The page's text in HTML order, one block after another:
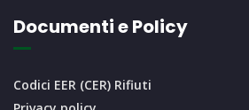
Documenti e Policy
Codici EER (CER) Rifiuti